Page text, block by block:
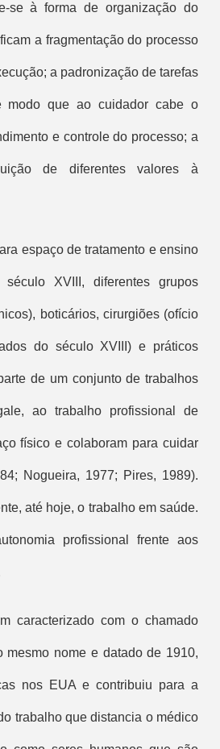
se à forma de organização do
a fragmentação do processo
a padronização de tarefas
modo que ao cuidador cabe o
e controle do processo; a
de diferentes valores à
espaço de tratamento e ensino
XVIII, diferentes grupos
boticários, cirurgiões (ofício
do século XVIII) e práticos
de um conjunto de trabalhos
ao trabalho profissional de
físico e colaboram para cuidar
Nogueira, 1977; Pires, 1989).
até hoje, o trabalho em saúde.
profissional frente aos
caracterizado com o chamado
mesmo nome e datado de 1910,
nos EUA e contribuiu para a
trabalho que distancia o médico